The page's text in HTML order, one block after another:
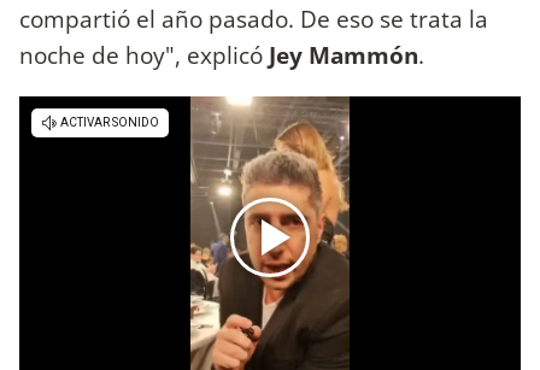
compartió el año pasado. De eso se trata la
noche de hoy", explicó Jey Mammón.